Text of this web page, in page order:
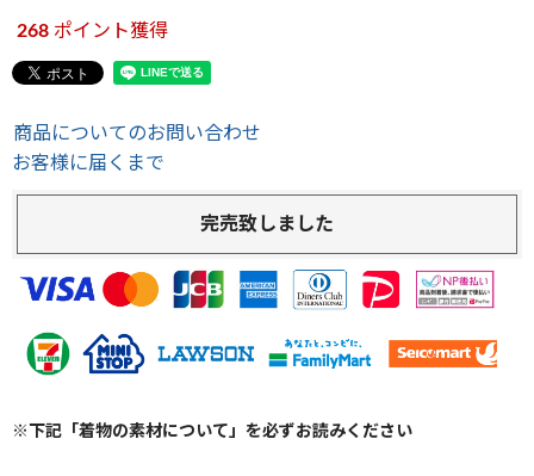
268 ポイント獲得
商品についてのお問い合わせ
お客様に届くまで
完売致しました
※下記「着物の素材について」を必ずお読みください